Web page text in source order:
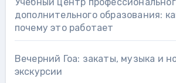
дополнительного образования:
почему это работает
Вечерний Гоа: закаты, музыка и
экскурсии